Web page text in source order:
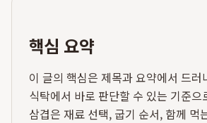
핵심 요약
이 글의 핵심은 제목과 요약에서 드러
식탁에서 바로 판단할 수 있는 기준으
삼겹은 재료 선택, 굽기 순서, 함께 먹